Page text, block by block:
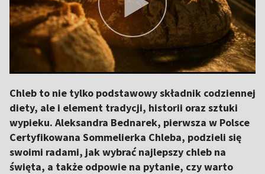
Chleb to nie tylko podstawowy składnik codziennej
diety, ale i element tradycji, historii oraz sztuki
wypieku. Aleksandra Bednarek, pierwsza w Polsce
Certyfikowana Sommelierka Chleba, podzieli się
swoimi radami, jak wybrać najlepszy chleb na
święta, a także odpowie na pytanie, czy warto